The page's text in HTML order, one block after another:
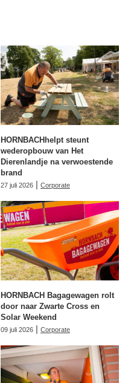
HORNBACHhelpt steunt
wederopbouw van Het
Dierenlandje na verwoestende
brand
27 juli 2026 | Corporate
HORNBACH Bagagewagen rolt
door naar Zwarte Cross en
Solar Weekend
09 juli 2026 | Corporate